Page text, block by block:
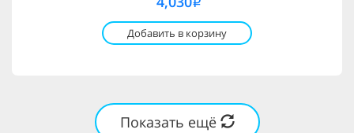
Добавить в корзину
Показать ещё